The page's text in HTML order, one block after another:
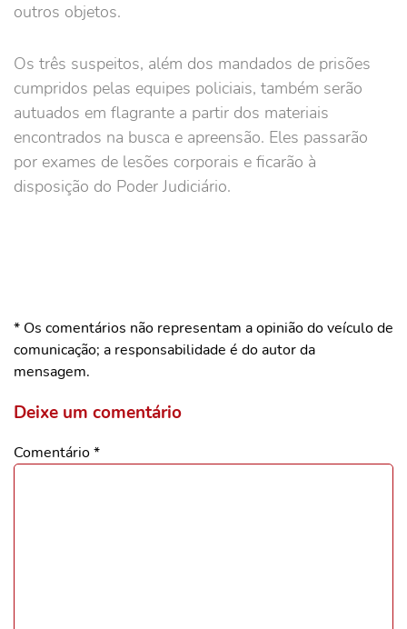
outros objetos.
Os três suspeitos, além dos mandados de prisões
cumpridos pelas equipes policiais, também serão
autuados em flagrante a partir dos materiais
encontrados na busca e apreensão. Eles passarão
por exames de lesões corporais e ficarão à
disposição do Poder Judiciário.
* Os comentários não representam a opinião do veículo de
comunicação; a responsabilidade é do autor da
mensagem.
Deixe um comentário
Comentário*